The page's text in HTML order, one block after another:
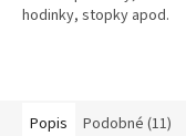
hodinky, stopky apod.
Popis
Podobné (11)